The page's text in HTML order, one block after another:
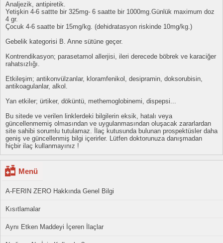
Analjezik, antipiretik.
Yetişkin 4-6 sattte bir 325mg- 6 saatte bir 1000mg.Günlük maximum doz
4 gr.
Çocuk 4-6 saatte bir 15mg/kg. (dehidratasyon riskinde 10mg/kg.)
Gebelik kategorisi B. Anne sütüne geçer.
Kontrendikasyon; parasetamol allerjisi, ileri derecede böbrek ve karaciğer
rahatsızlığı.
Etkileşim; antikonvülzanlar, kloramfenikol, desipramin, doksorubisin,
antikoagulanlar, alkol.
Yan etkiler; ürtiker, döküntü, methemoglobinemi, dispepsi...
Bu sitede ve verilen linklerdeki bilgilerin eksik, hatalı veya
güncellenmemiş olmasından ve uygulanmasından oluşacak zararlardan
site sahibi sorumlu tutulamaz. İlaç kutusunda bulunan prospektüsler daha
geniş ve güncellenmiş bilgi içerirler. Lütfen doktorunuza danışmadan
hiçbir ilaç kullanmayınız !
Menü
A-FERIN ZERO Hakkında Genel Bilgi
Kısıtlamalar
Aynı Etken Maddeyi İçeren İlaçlar